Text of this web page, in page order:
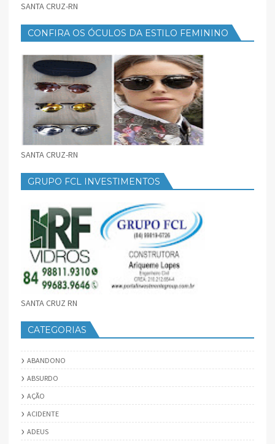
SANTA CRUZ-RN
CONFIRA OS ÓCULOS DA ESTILO FEMININO
SANTA CRUZ-RN
GRUPO FCL INVESTIMENTOS
SANTA CRUZ RN
CATEGORIAS
ABANDONO
ABSURDO
AÇÃO
ACIDENTE
ADEUS